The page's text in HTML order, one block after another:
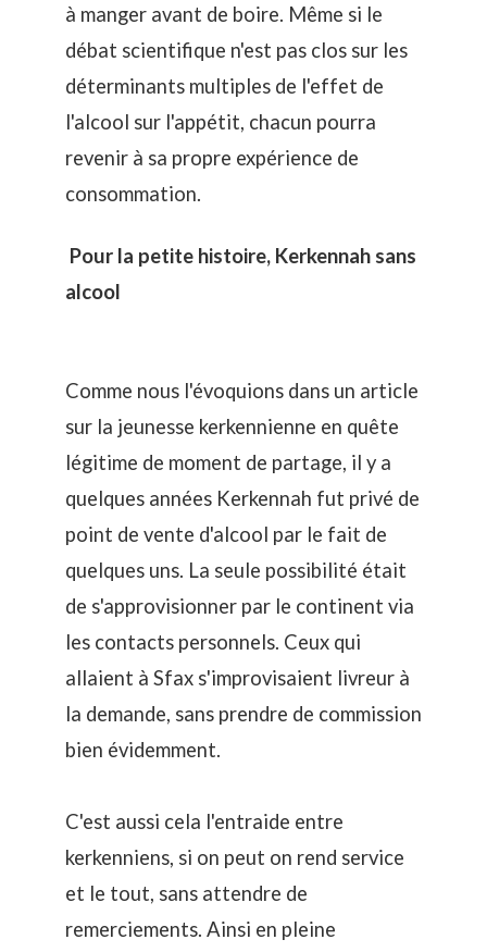
à manger avant de boire. Même si le
débat scientifique n'est pas clos sur les
déterminants multiples de l'effet de
l'alcool sur l'appétit, chacun pourra
revenir à sa propre expérience de
consommation.
Pour la petite histoire, Kerkennah sans
alcool
Comme nous l'évoquions dans un article
sur la jeunesse kerkennienne en quête
légitime de moment de partage, il y a
quelques années Kerkennah fut privé de
point de vente d'alcool par le fait de
quelques uns. La seule possibilité était
de s'approvisionner par le continent via
les contacts personnels. Ceux qui
allaient à Sfax s'improvisaient livreur à
la demande, sans prendre de commission
bien évidemment.
C'est aussi cela l'entraide entre
kerkenniens, si on peut on rend service
et le tout, sans attendre de
remerciements. Ainsi en pleine